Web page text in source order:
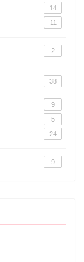
14
11
2
38
9
5
24
9